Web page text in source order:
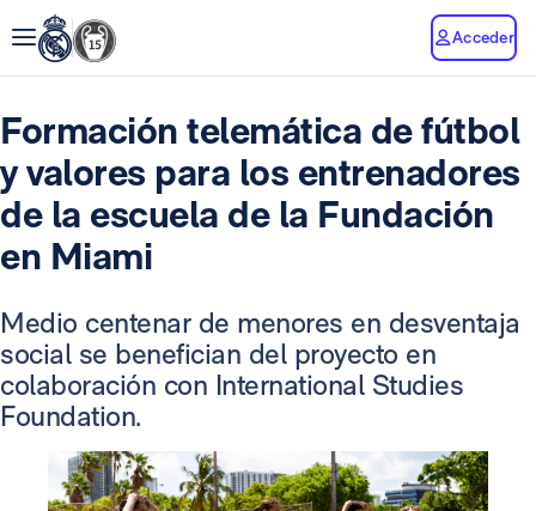
Acceder
Formación telemática de fútbol
y valores para los entrenadores
de la escuela de la Fundación
en Miami
Medio centenar de menores en desventaja
social se benefician del proyecto en
colaboración con International Studies
Foundation.